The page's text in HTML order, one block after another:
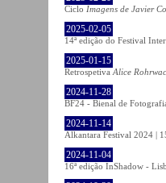
Ciclo Imagens de Javier
2025-02-05
14ª edição do Festival
2025-01-15
Retrospetiva Alice
2024-11-28
BF24 - Bienal de
2024-11-14
Alkantara Festival 2024 |
2024-11-04
16ª edição InShadow -